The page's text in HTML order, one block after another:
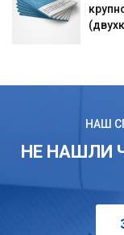
НАШ
НЕ НАШЛИ